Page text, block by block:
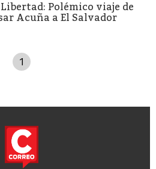
Polémico viaje de
Acuña a El Salvador
1